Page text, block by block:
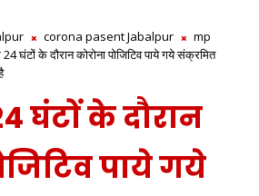
corona pasent Jabalpur
mp
घंटों के दौरान कोरोना पोजिटिव पाये गये संक्रमित
घंटों के दौरान
पाये गये